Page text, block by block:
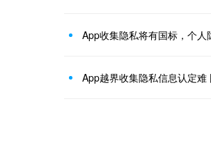
App收集隐私将有国标，个人
App越界收集隐私信息认定难